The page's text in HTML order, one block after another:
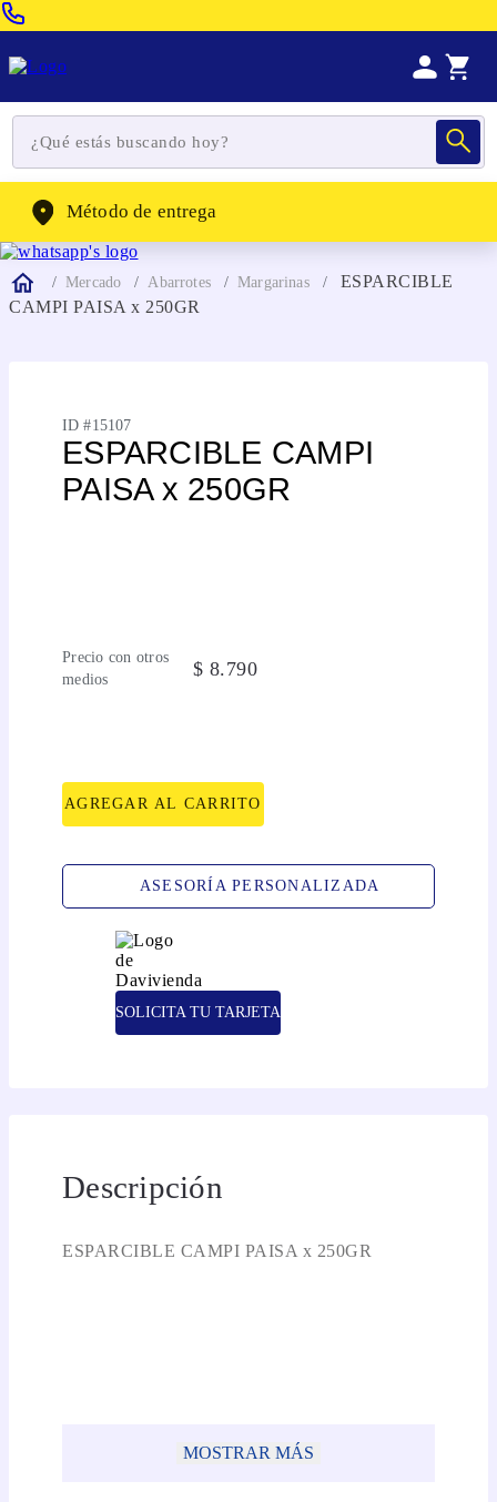
WhatsApp: (302) 262-4104
Método de entrega
Mercado Abarrotes Margarinas
ESPARCIBLE
CAMPI PAISA x 250GR
ID #15107
ESPARCIBLE CAMPI
PAISA x 250GR
Precio con otros
medios
$ 8.790
AGREGAR AL CARRITO
ASESORÍA PERSONALIZADA
SOLICITA TU TARJETA
Descripción
ESPARCIBLE CAMPI PAISA x 250GR
MOSTRAR MÁS